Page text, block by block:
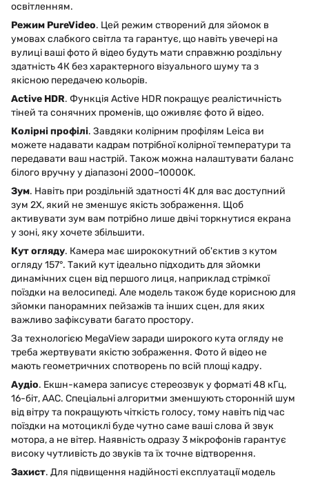
освітленням.
Режим PureVideo. Цей режим створений для зйомок в
умовах слабкого світла та гарантує, що навіть увечері на
вулиці ваші фото й відео будуть мати справжню роздільну
здатність 4К без характерного візуального шуму та з
якісною передачею кольорів.
Active HDR. Функція Active HDR покращує реалістичність
тіней та сонячних променів, що оживляє фото й відео.
Колірні профілі. Завдяки колірним профілям Leica ви
можете надавати кадрам потрібної колірної температури та
передавати ваш настрій. Також можна налаштувати баланс
білого вручну у діапазоні 2000–10000K.
Зум. Навіть при роздільній здатності 4К для вас доступний
зум 2Х, який не зменшує якість зображення. Щоб
активувати зум вам потрібно лише двічі торкнутися екрана
у зоні, яку хочете збільшити.
Кут огляду. Камера має ширококутний об'єктив з кутом
огляду 157°. Такий кут ідеально підходить для зйомки
динамічних сцен від першого лиця, наприклад стрімкої
поїздки на велосипеді. Але модель також буде корисною для
зйомки панорамних пейзажів та інших сцен, для яких
важливо зафіксувати багато простору.
За технологією MegaView заради широкого кута огляду не
треба жертвувати якістю зображення. Фото й відео не
мають геометричних спотворень по всій площі кадру.
Аудіо. Екшн-камера записує стереозвук у форматі 48 кГц,
16-біт, AAC. Спеціальні алгоритми зменшують сторонній шум
від вітру та покращують чіткість голосу, тому навіть під час
поїздки на мотоциклі буде чутно саме ваші слова й звук
мотора, а не вітер. Наявність одразу 3 мікрофонів гарантує
високу чутливість до звуків та їх точне відтворення.
Захист. Для підвищення надійності експлуатації модель